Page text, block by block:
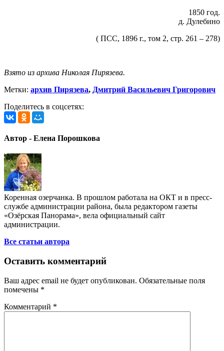
1850 год.
д. Дулебино
( ПСС, 1896 г., том 2, стр. 261 – 278)
Взято из архива Николая Пирязева.
Метки: архив Пирязева, Дмитрий Васильевич Григорович
Поделитесь в соцсетях:
Автор - Елена Порошкова
Коренная озерчанка. В прошлом работала на ОКТ и в пресс-
службе администрации района, была редактором газеты
«Озёрская Панорама», вела официальный сайт
администрации.
Все статьи автора
Оставить комментарий
Ваш адрес email не будет опубликован. Обязательные поля
помечены *
Комментарий *